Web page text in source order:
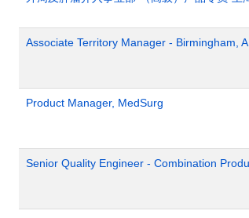
Associate Territory Manager - Birmingham,
Product Manager, MedSurg
Senior Quality Engineer - Combination